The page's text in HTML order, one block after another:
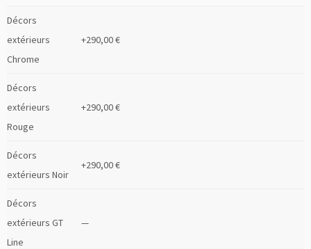
Décors
extérieurs
Chrome
+290,00 €
Décors
extérieurs
Rouge
+290,00 €
Décors
extérieurs Noir
+290,00 €
Décors
extérieurs GT
Line
—